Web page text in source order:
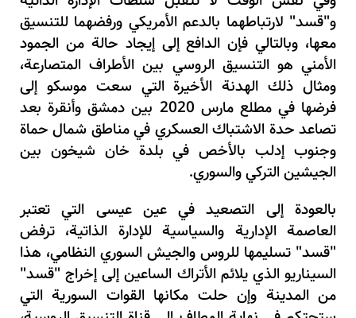
و"قسد" لارتباطهما بالدعم الأمريكي ورفضهما للتنسيق
معها، وبالتالي فإن الدافع إلى إيجاد حالة من الجمود
الأمني هو التنسيق الروسي بين الأطراف المتصارعة،
ومثال ذلك الهدنة الأخيرة التي سعت موسكو إلى
فرضها في مطلع مارس 2020 بين دمشق وأنقرة بعد
تصاعد حدة الاشتباك العسكري في مناطق شمال حماة
وجنوب إدلب بالأخص في بلدة خان شيخون بين
الجيشين التركي والسوري.
بالعودة إلى التصعيد في عين عيسى التي تعتبر
العاصمة الإدارية والسياسية للإدارة الذاتية، ترفض
"قسد" تسليمها للروس والجيش السوري النظامي، هذا
السيناريو الذي يلائم الأتراك الساعين إلى إخراج "قسد"
من المدينة وإن حلت مكانها القوات السورية التي